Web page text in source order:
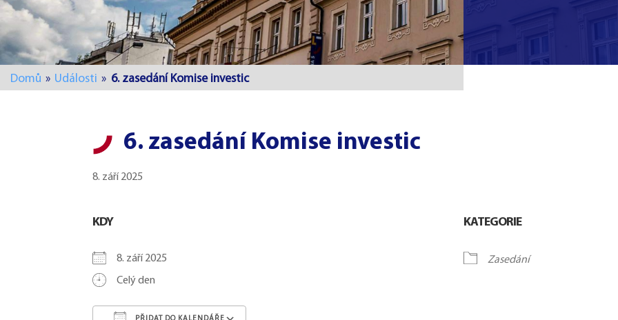
Domů » Události » 6. zasedání Komise investic
6. zasedání Komise investic
8. září 2025
KDY
8. září 2025
Celý den
KATEGORIE
Zasedání